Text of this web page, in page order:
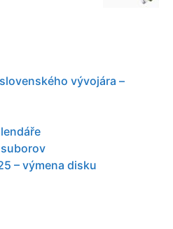
vývojára –
– výmena disku